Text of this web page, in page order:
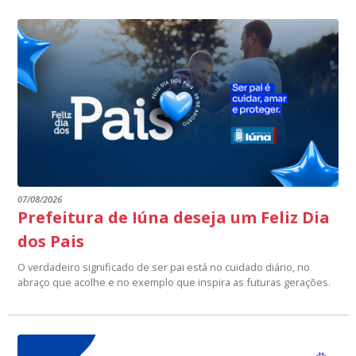
07/08/2026
Prefeitura de Iúna deseja um Feliz Dia
dos Pais
O verdadeiro significado de ser pai está no cuidado diário, no
abraço que acolhe e no exemplo que inspira as futuras gerações.
nossa cidade com amor e dedicação.
Que este dia seja repleto de união, alegria e momentos